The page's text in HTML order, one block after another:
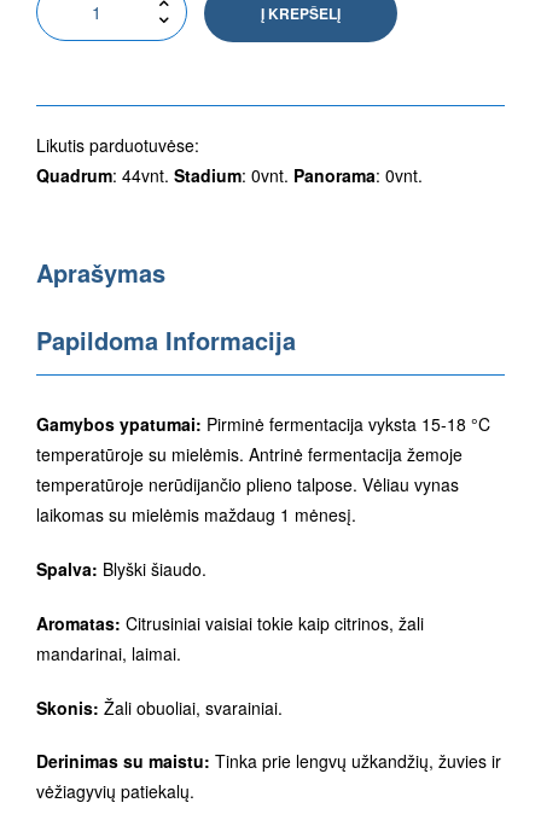
Į KREPŠELĮ
Likutis parduotuvėse:
Quadrum: 44vnt. Stadium: 0vnt. Panorama: 0vnt.
Aprašymas
Papildoma Informacija
Gamybos ypatumai: Pirminė fermentacija vyksta 15-18 °C
temperatūroje su mielėmis. Antrinė fermentacija žemoje
temperatūroje nerūdijančio plieno talpose. Vėliau vynas
laikomas su mielėmis maždaug 1 mėnesį.
Spalva: Blyški šiaudo.
Aromatas: Citrusiniai vaisiai tokie kaip citrinos, žali
mandarinai, laimai.
Skonis: Žali obuoliai, svarainiai.
Derinimas su maistu: Tinka prie lengvų užkandžių, žuvies ir
vėžiagyvių patiekalų.